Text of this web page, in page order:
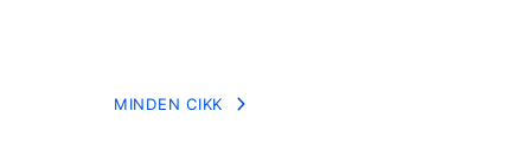
MINDEN CIKK